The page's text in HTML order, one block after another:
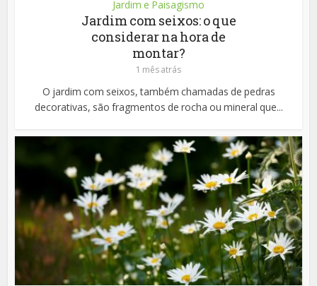
Jardim e Paisagismo
Jardim com seixos: o que
considerar na hora de
montar?
1 mês atrás
O jardim com seixos, também chamadas de pedras
decorativas, são fragmentos de rocha ou mineral que...